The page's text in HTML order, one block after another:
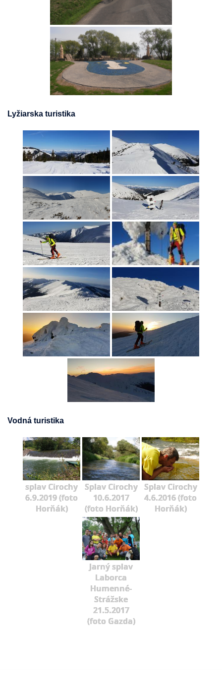
Lyžiarska turistika
Vodná turistika
splav Cirochy
6.9.2019 (foto
Horňák)
Splav Cirochy
10.6.2017
(foto Horňák)
Splav Cirochy
4.6.2016 (foto
Horňák)
Jarný splav
Laborca
Humenné-
Strážske
21.5.2017
(foto Gazda)